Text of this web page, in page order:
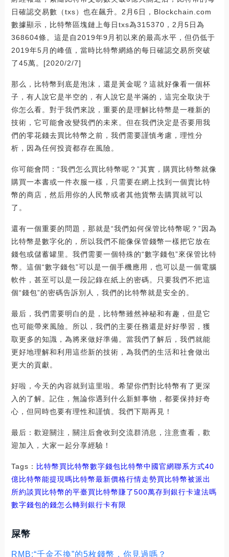
日確認交易數（txs）也在飆升。2月6日，Blockchain.com
數據顯示，比特幣區塊鏈上每日txs為315370，2月5日為
368604條。這是自2019年9月初以來的最高水平，但仍低于
2019年5月的峰值，當時比特幣網絡的每日確認交易所突破
了45萬。[2020/2/7]
那么，比特幣到底是泡沫，還是黃金呢？這就好像看一個杯
子，有人說它是半空的，有人說它是半滿的，這完全取決于
你怎么看。對于我們來說，重要的是理解比特幣是一種新的
技術，它可能會改變我們的未來。但在我們決定是否要用我
們的零花錢去買比特幣之前，我們需要謹慎考慮，理性分
析，因為任何投資都存在風險。
你可能會問：“我們怎么買比特幣呢？”其實，購買比特幣就像
購買一本書或一件衣服一樣，只需要在網上找到一個賣比特
幣的商店，然后用你的人民幣或者其他貨幣去購買就可以
了。
還有一個重要的問題，那就是“我們如何保管比特幣呢？”因為
比特幣是數字化的，所以我們不能像保管錢幣一樣把它放在
錢包或儲蓄罐里。我們需要一個特殊的“數字錢包”來保管比特
幣。這個“數字錢包”可以是一個手機應用，也可以是一個電腦
軟件，甚至可以是一段記錄在紙上的密碼。只要我們不把這
個“錢包”的密碼告訴別人，我們的比特幣就是安全的。
最后，我們需要明白的是，比特幣雖然神秘和有趣，但是它
也可能帶來風險。所以，我們的主要任務還是好好學習，獲
取更多的知識，為將來做好準備。當我們了解后，我們就能
更好地理解和利用這些新的技術，為我們的生活和社會做出
更大的貢獻。
好啦，今天的內容就到這里啦。希望你們對比特幣有了更深
入的了解。記住，無論你遇到什么新鮮事物，都要保持好奇
心，但同時也要有理性和謹慎。我們下期再見！
最后：歡迎關注，關注后會收到交流群消息，注意查看，歡
迎加入，大家一起分享經驗！
Tags： 比特幣買比特幣數字錢包比特幣中國官網聯系方式40
億比特幣能提現嗎比特幣最新價格行情走勢買比特幣被派出
所約談買比特幣的平臺買比特幣賺了500萬存到銀行卡違法嗎
數字錢包的錢怎么轉到銀行卡有限
屎幣
RMB:“千金不換”的5枚錢幣，你見過嗎？